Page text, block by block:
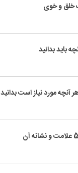
خلق و خوی
باید بدانید
مورد نیاز است بدانید